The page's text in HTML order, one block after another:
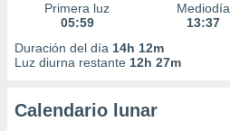
Primera luz
05:59
Mediodía
13:37
Duración del día 14h 12m
Luz diurna restante 12h 27m
Calendario lunar